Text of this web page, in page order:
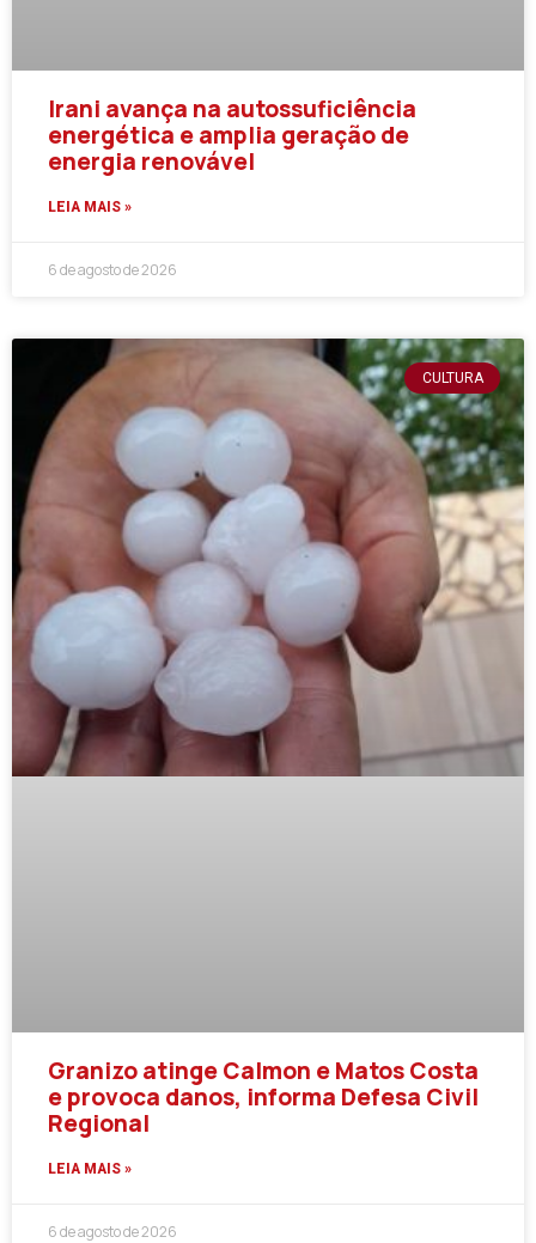
Irani avança na autossuficiência
energética e amplia geração de
energia renovável
LEIA MAIS »
6 de agosto de 2026
CULTURA
Granizo atinge Calmon e Matos Costa
e provoca danos, informa Defesa Civil
Regional
LEIA MAIS »
6 de agosto de 2026